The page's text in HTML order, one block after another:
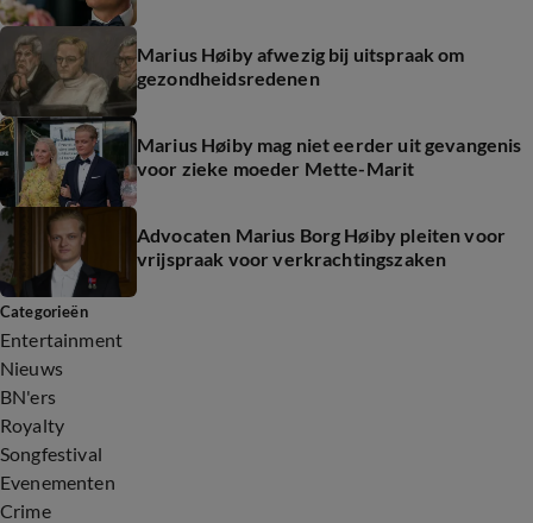
Marius Høiby afwezig bij uitspraak om
gezondheidsredenen
Marius Høiby mag niet eerder uit gevangenis
voor zieke moeder Mette-Marit
Advocaten Marius Borg Høiby pleiten voor
vrijspraak voor verkrachtingszaken
Categorieën
Entertainment
Nieuws
BN'ers
Royalty
Songfestival
Evenementen
Crime